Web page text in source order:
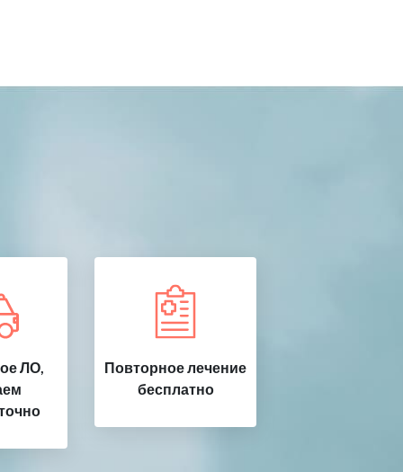
ЛО,
Повторное лечение
бесплатно